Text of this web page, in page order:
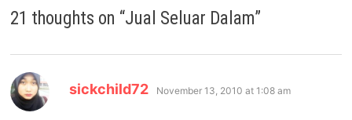
21 thoughts on “Jual Seluar Dalam”
sickchild72 says:
November 13, 2010 at 1:08 am